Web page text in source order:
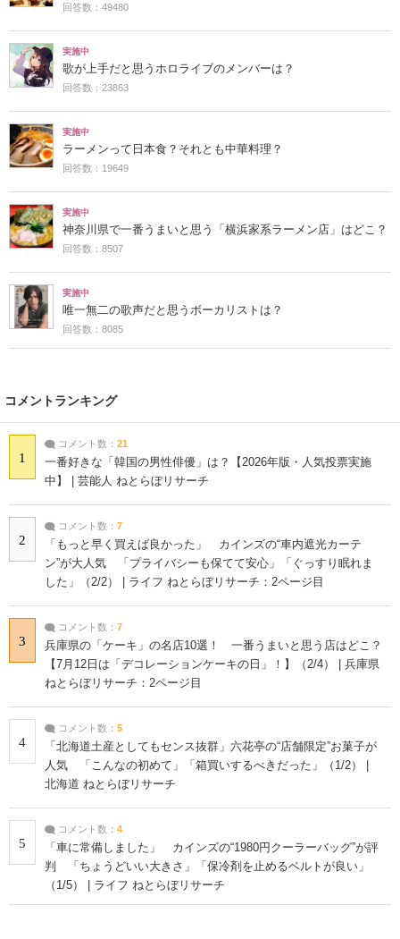
回答数：49480
実施中
歌が上手だと思うホロライブのメンバーは？
回答数：23863
実施中
ラーメンって日本食？それとも中華料理？
回答数：19649
実施中
神奈川県で一番うまいと思う「横浜家系ラーメン店」はどこ？
回答数：8507
実施中
唯一無二の歌声だと思うボーカリストは？
回答数：8085
コメントランキング
1
コメント数： 21
一番好きな「韓国の男性俳優」は？【2026年版・人気投票実施
中】 | 芸能人 ねとらぼリサーチ
2
コメント数： 7
「もっと早く買えば良かった」 カインズの“車内遮光カーテ
ン”が大人気 「プライバシーも保てて安心」「ぐっすり眠れま
した」（2/2） | ライフ ねとらぼリサーチ：2ページ目
3
コメント数： 7
兵庫県の「ケーキ」の名店10選！ 一番うまいと思う店はどこ？
【7月12日は「デコレーションケーキの日」！】（2/4） | 兵庫県
ねとらぼリサーチ：2ページ目
4
コメント数： 5
「北海道土産としてもセンス抜群」六花亭の“店舗限定”お菓子が
人気 「こんなの初めて」「箱買いするべきだった」（1/2） |
北海道 ねとらぼリサーチ
5
コメント数： 4
「車に常備しました」 カインズの“1980円クーラーバッグ”が評
判 「ちょうどいい大きさ」「保冷剤を止めるベルトが良い」
（1/5） | ライフ ねとらぼリサーチ